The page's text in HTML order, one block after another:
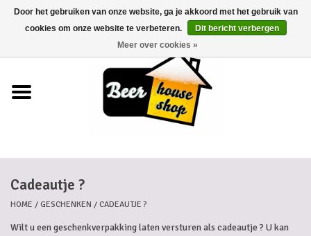
0 Artikelen - €0,00
Biermanden
Blikken
Cadeautje ?
HOME / GESCHENKEN / CADEAUTJE ?
Wilt u een geschenkverpakking laten versturen als cadeautje ? U kan
Door het gebruiken van onze website, ga je akkoord met het gebruik van
cookies om onze website te verbeteren.
Dit bericht verbergen
Meer over cookies »